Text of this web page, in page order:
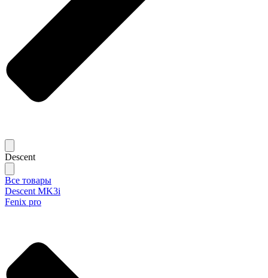
Descent
Все товары
Descent MK3i
Fenix pro